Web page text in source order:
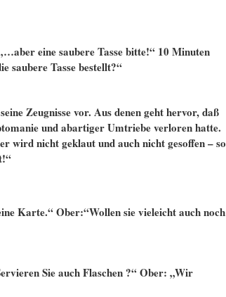
eine saubere Tasse bitte!“ 10 Minuten
saubere Tasse bestellt?“
Zeugnisse vor. Aus denen geht hervor, daß
und abartiger Umtriebe verloren hatte.
wird nicht geklaut und auch nicht gesoffen – so
Karte.“ Ober:“Wollen sie vieleicht auch noch
Sie auch Flaschen ?“ Ober: „Wir